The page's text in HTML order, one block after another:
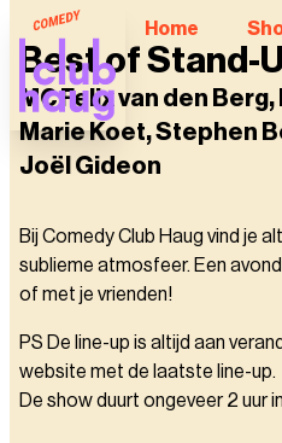
Home
Best of Stand-
MC Felix van den
Marie Koet, Stephen
Joël Gideon
Bij Comedy Club Haug vind je
sublieme atmosfeer. Een
of met je vrienden!
PS De line-up is altijd aan
website met de laatste line-up.
De show duurt ongeveer 2 uur